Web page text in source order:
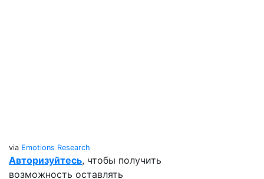
via Emotions Research
Авторизуйтесь, чтобы получить
возможность оставлять